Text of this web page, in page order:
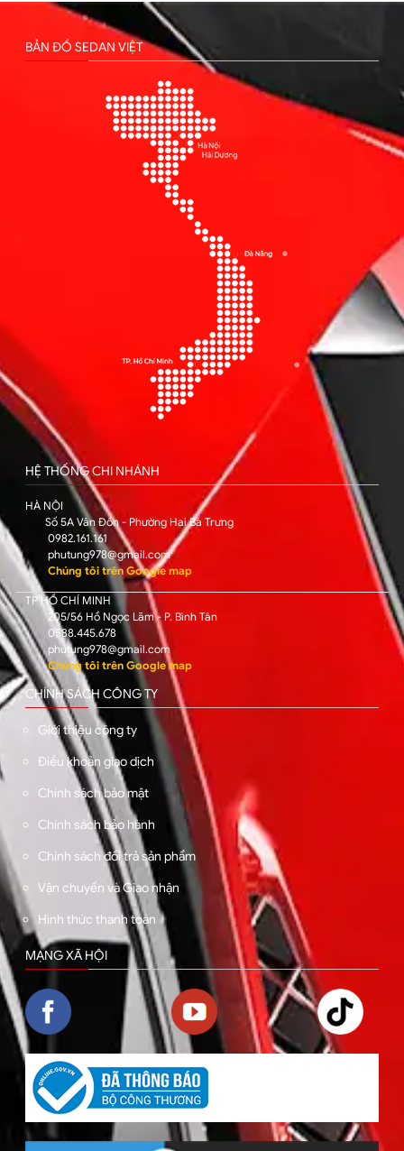
BẢN ĐỒ SEDAN VIỆT
HỆ THỐNG CHI NHÁNH
HÀ NỘI
Số 5A Vân Đồn - Phường Hai Bà Trưng
0982.161.161
phutung978@gmail.com
Chúng tôi trên Google map
TP HỒ CHÍ MINH
205/56 Hồ Ngọc Lãm - P. Bình Tân
0588.445.678
phutung978@gmail.com
Chúng tôi trên Google map
CHÍNH SÁCH CÔNG TY
Giới thiệu công ty
Điều khoản giao dịch
Chính sách bảo mật
Chính sách bảo hành
Chính sách đổi trả sản phẩm
Vận chuyển và Giao nhận
Hình thức thanh toán
MẠNG XÃ HỘI